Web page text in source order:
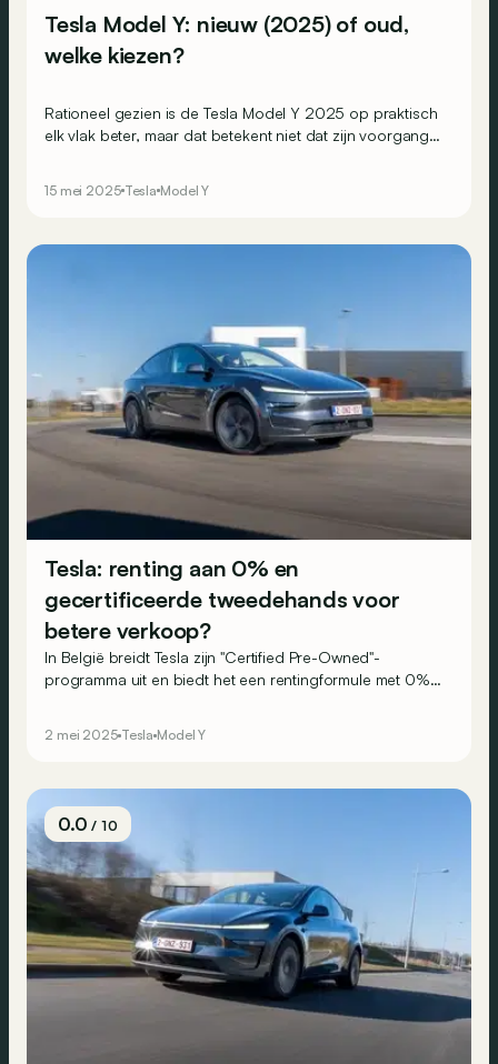
Tesla Model Y: nieuw (2025) of oud,
welke kiezen?
Rationeel gezien is de Tesla Model Y 2025 op praktisch
elk vlak beter, maar dat betekent niet dat zijn voorganger
15 mei 2025 Tesla Model Y
Tesla: renting aan 0% en
gecertificeerde tweedehands voor
betere verkoop?
In België breidt Tesla zijn "Certified Pre-Owned"-
programma uit en biedt het een rentingformule met 0%
2 mei 2025 Tesla Model Y
0.0/ 10